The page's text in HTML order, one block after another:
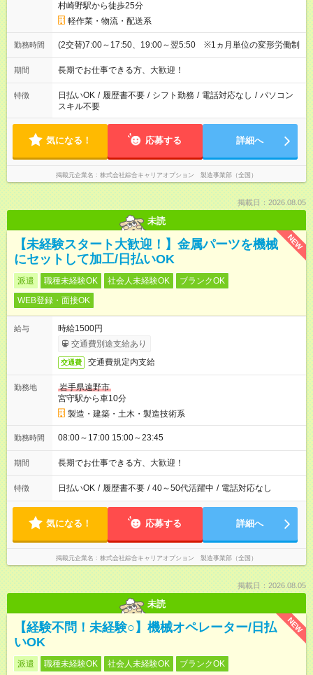
村崎野駅から徒歩25分
軽作業・物流・配送系
勤務時間 (2交替)7:00～17:50、19:00～翌5:50 ※1ヵ月単位の変形労働制
期間 長期でお仕事できる方、大歓迎！
特徴 日払いOK / 履歴書不要 / シフト勤務 / 電話対応なし / パソコン
スキル不要
気になる！ 応募する 詳細へ
掲載元企業名 株式会社綜合キャリアオプション 製造事業部（全国）
掲載日：2026.08.05
未読
NEW
【未経験スタート大歓迎！】金属パーツを機械
にセットして加工/日払いOK
派遣 職種未経験OK 社会人未経験OK
ブランクOK
WEB登録・面接OK
給与
時給1500円
交通費別途支給あり
交通費 交通費規定内支給
勤務地
岩手県遠野市
宮守駅から車10分
製造・建築・土木・製造技術系
勤務時間 08:00～17:00 15:00～23:45
期間 長期でお仕事できる方、大歓迎！
特徴 日払いOK / 履歴書不要 / 40～50代活躍中 / 電話対応なし
気になる！ 応募する 詳細へ
掲載元企業名 株式会社綜合キャリアオプション 製造事業部（全国）
掲載日：2026.08.05
未読
NEW
【経験不問！未経験○】機械オペレーター/日払
いOK
派遣 職種未経験OK 社会人未経験OK
ブランクOK